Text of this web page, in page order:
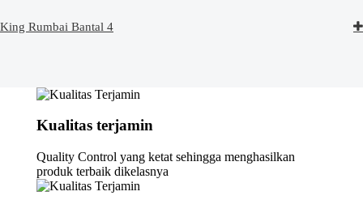
King Rumbai Bantal 4
Kualitas terjamin
Quality Control yang ketat sehingga menghasilkan
produk terbaik dikelasnya